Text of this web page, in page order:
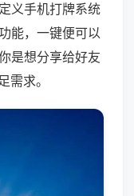
义手机打牌系统
能，一键便可以
是想分享给好友
需求。